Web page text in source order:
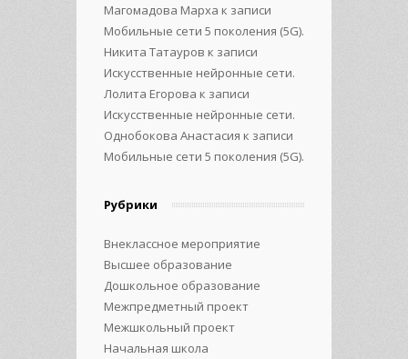
Магомадова Марха к записи
Мобильные сети 5 поколения (5G).
Никита Татауров к записи
Искусственные нейронные сети.
Лолита Егорова к записи
Искусственные нейронные сети.
Однобокова Анастасия к записи
Мобильные сети 5 поколения (5G).
Рубрики
Внеклассное мероприятие
Высшее образование
Дошкольное образование
Межпредметный проект
Межшкольный проект
Начальная школа